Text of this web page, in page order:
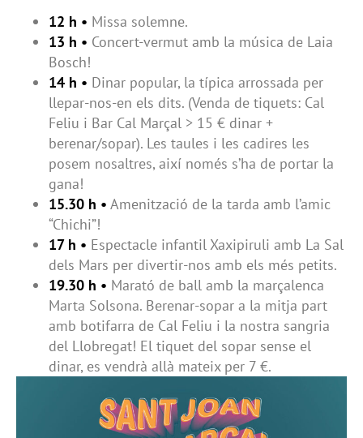
12 h • Missa solemne.
13 h • Concert-vermut amb la música de Laia
Bosch!
14 h • Dinar popular, la típica arrossada per
llepar-nos-en els dits. (Venda de tiquets: Cal
Feliu i Bar Cal Marçal > 15 € dinar +
berenar/sopar). Les taules i les cadires les
posem nosaltres, així només s’ha de portar la
gana!
15.30 h • Amenització de la tarda amb l’amic
“Chichi”!
17 h • Espectacle infantil Xaxipiruli amb La Sal
dels Mars per divertir-nos amb els més petits.
19.30 h • Marató de ball amb la marçalenca
Marta Solsona. Berenar-sopar a la mitja part
amb botifarra de Cal Feliu i la nostra sangria
del Llobregat! El tiquet del sopar sense el
dinar, es vendrà allà mateix per 7 €.